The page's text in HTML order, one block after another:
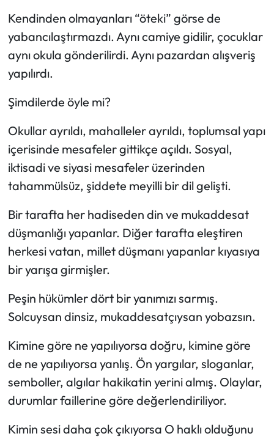
Kendinden olmayanları “öteki” görse de
yabancılaştırmazdı. Aynı camiye gidilir, çocuklar
aynı okula gönderilirdi. Aynı pazardan alışveriş
yapılırdı.
Şimdilerde öyle mi?
Okullar ayrıldı, mahalleler ayrıldı, toplumsal yapı
içerisinde mesafeler gittikçe açıldı. Sosyal,
iktisadi ve siyasi mesafeler üzerinden
tahammülsüz, şiddete meyilli bir dil gelişti.
Bir tarafta her hadiseden din ve mukaddesat
düşmanlığı yapanlar. Diğer tarafta eleştiren
herkesi vatan, millet düşmanı yapanlar kıyasıya
bir yarışa girmişler.
Peşin hükümler dört bir yanımızı sarmış.
Solcuysan dinsiz, mukaddesatçıysan yobazsın.
Kimine göre ne yapılıyorsa doğru, kimine göre
de ne yapılıyorsa yanlış. Ön yargılar, sloganlar,
semboller, algılar hakikatin yerini almış. Olaylar,
durumlar faillerine göre değerlendiriliyor.
Kimin sesi daha çok çıkıyorsa O haklı olduğunu